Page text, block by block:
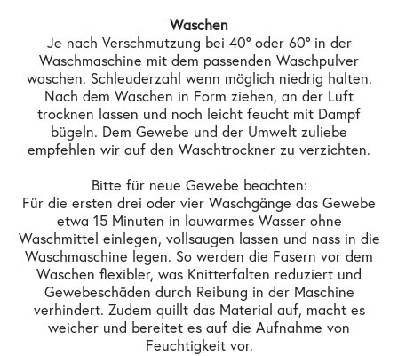
Waschen
Je nach Verschmutzung bei 40° oder 60° in der
Waschmaschine mit dem passenden Waschpulver
waschen. Schleuderzahl wenn möglich niedrig halten.
Nach dem Waschen in Form ziehen, an der Luft
trocknen lassen und noch leicht feucht mit Dampf
bügeln. Dem Gewebe und der Umwelt zuliebe
empfehlen wir auf den Waschtrockner zu verzichten.
Bitte für neue Gewebe beachten:
Für die ersten drei oder vier Waschgänge das Gewebe
etwa 15 Minuten in lauwarmes Wasser ohne
Waschmittel einlegen, vollsaugen lassen und nass in die
Waschmaschine legen. So werden die Fasern vor dem
Waschen flexibler, was Knitterfalten reduziert und
Gewebeschäden durch Reibung in der Maschine
verhindert. Zudem quillt das Material auf, macht es
weicher und bereitet es auf die Aufnahme von
Feuchtigkeit vor.